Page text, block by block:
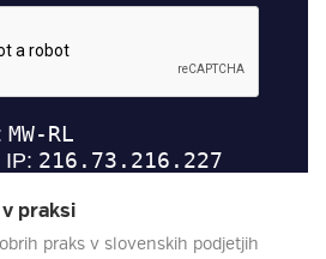
praksi
praks v slovenskih podjetjih